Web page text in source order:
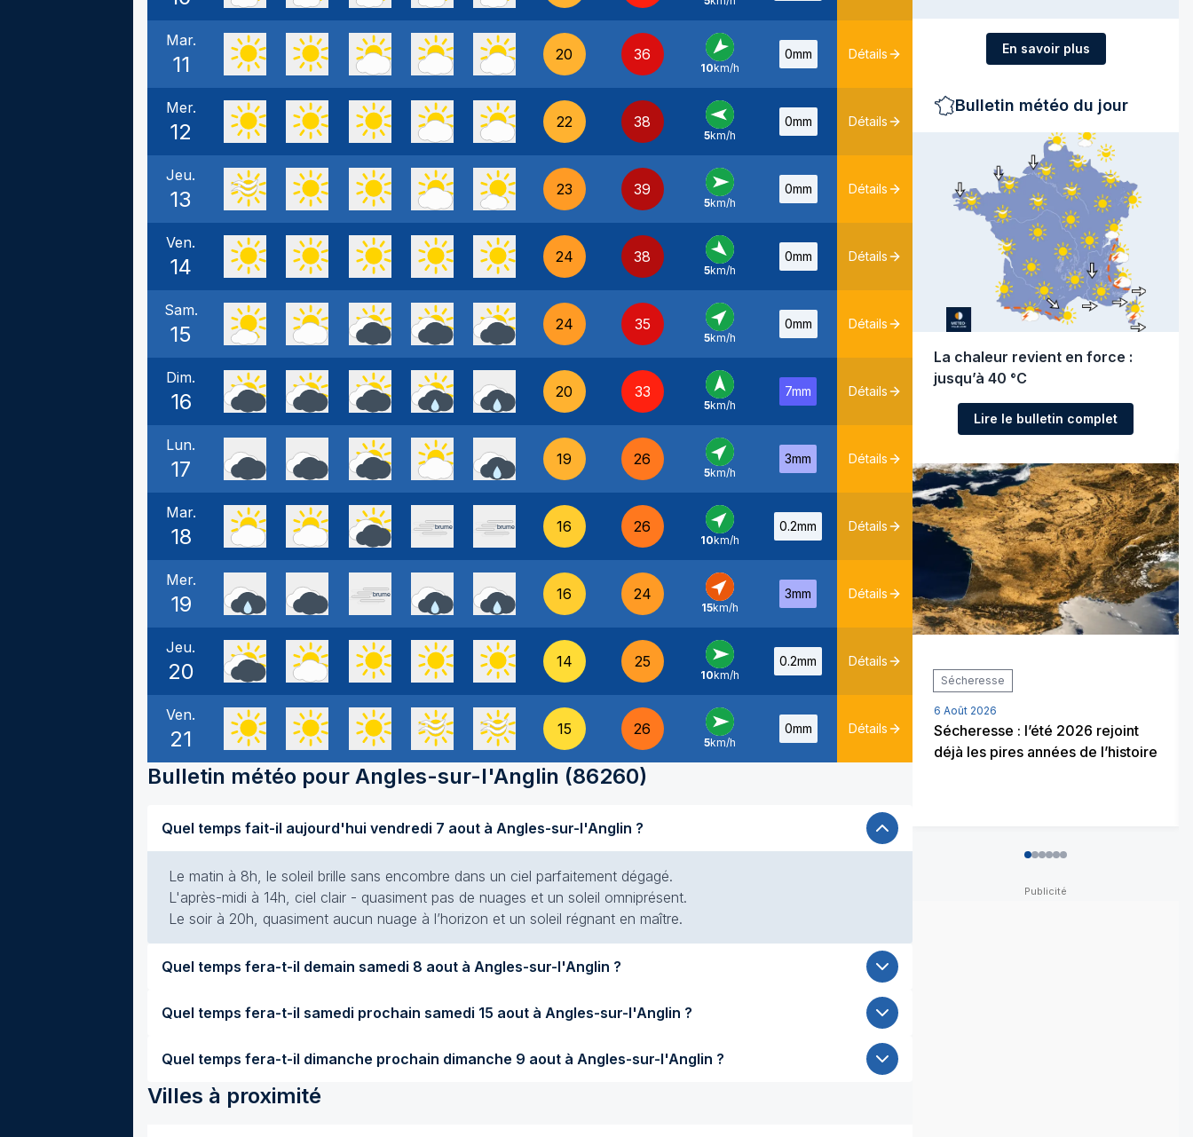
O -
Mar.
11 20 36
NE -
10km/h
0mm Détails
Mer.
12 22 38
E -
5km/h
0mm Détails
Jeu.
13 23 39
O -
5km/h
0mm Détails
Ven.
14 24 38
NO
5km/h
0mm Détails
Sam.
15 24 35
SO
5km/h
0mm Détails
Dim.
16 20 33
S -
5km/h
7mm Détails
Lun.
17 19 26
SO
5km/h
3mm Détails
Mar.
18 16 26
SO -
10km/h
0.2mm Détails
Mer.
19 16 24
SO -
15km/h
3mm Détails
Jeu.
20 14 25
O -
10km/h
0.2mm Détails
Ven.
21 15 26
O -
5km/h
0mm Détails
Bulletin météo pour Angles-sur-l'Anglin (86260)
Quel temps fait-il aujourd'hui vendredi 7 aout à Angles-sur-l'Anglin ?
Le matin à 8h, le soleil brille sans encombre dans un ciel parfaitement dégagé.
L'après-midi à 14h, ciel clair - quasiment pas de nuages et un soleil omniprésent.
Le soir à 20h, quasiment aucun nuage à l’horizon et un soleil régnant en maître.
Quel temps fera-t-il demain samedi 8 aout à Angles-sur-l'Anglin ?
Quel temps fera-t-il samedi prochain samedi 15 aout à Angles-sur-l'Anglin ?
Quel temps fera-t-il dimanche prochain dimanche 9 aout à Angles-sur-l'Anglin ?
Villes à proximité
En savoir plus
Bulletin météo du jour
La chaleur revient en force :
jusqu’à 40 °C
Lire le bulletin complet
Sécheresse
6 Août 2026
Sécheresse : l’été 2026 rejoint
déjà les pires années de l’histoire